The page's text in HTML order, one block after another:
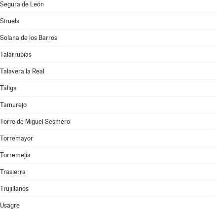
Segura de León
Siruela
Solana de los Barros
Talarrubias
Talavera la Real
Táliga
Tamurejo
Torre de Miguel Sesmero
Torremayor
Torremejía
Trasierra
Trujillanos
Usagre